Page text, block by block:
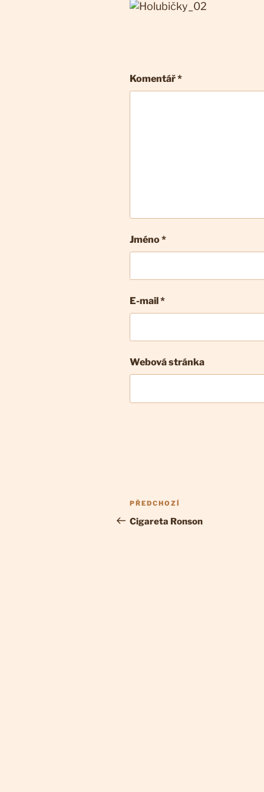
Komentář*
Jméno *
E-mail*
Webová stránka
Navigace
pro
Předchozí
příspěvek
PŘEDCHOZÍ
Cigareta Ronson